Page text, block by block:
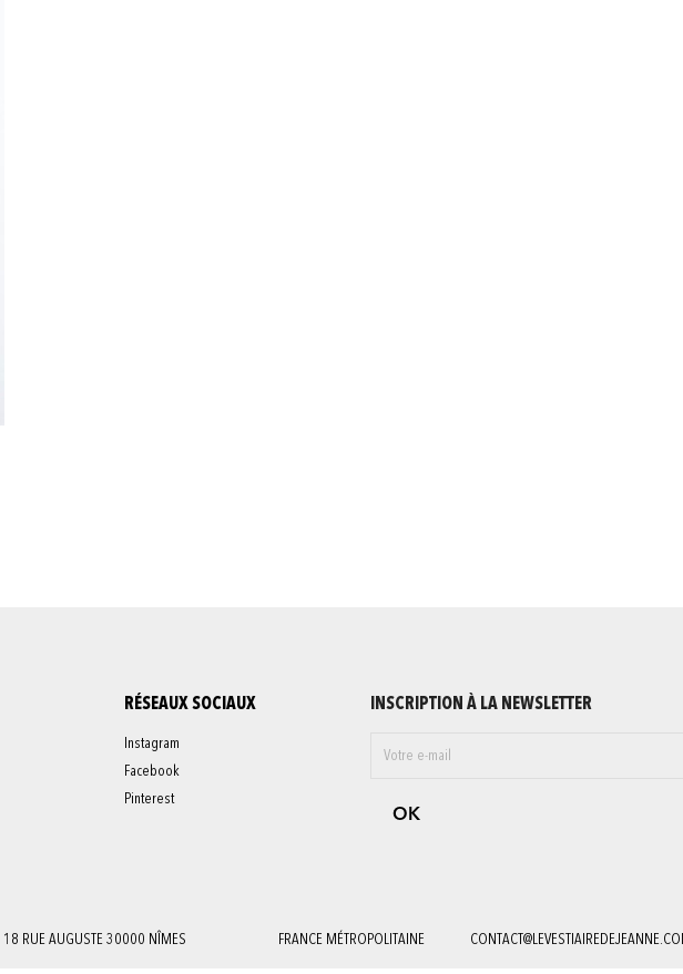
RÉSEAUX SOCIAUX
Instagram
Facebook
Pinterest
INSCRIPTION À LA NEWSLETTER
18 RUE AUGUSTE 30000 NÎMES FRANCE MÉTROPOLITAINE